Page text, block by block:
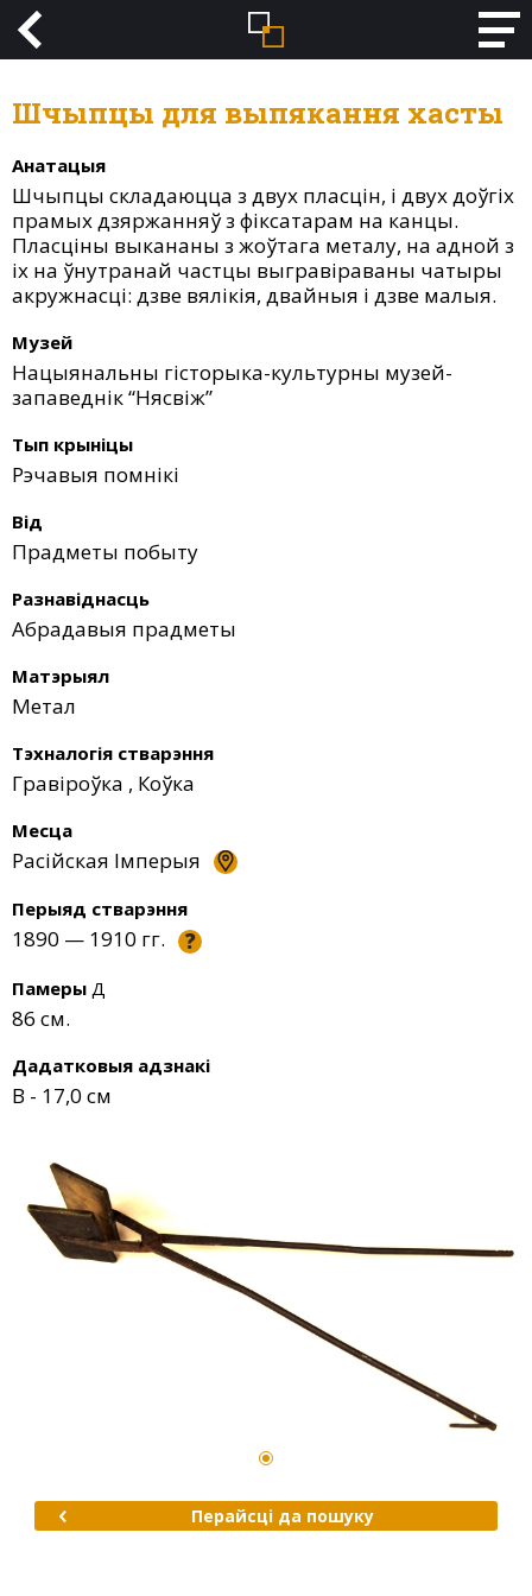
Шчыпцы для выпякання хасты
Анатацыя
Шчыпцы складаюцца з двух пласцін, і двух доўгіх
прамых дзяржанняў з фіксатарам на канцы.
Пласціны выкананы з жоўтага металу, на адной з
іх на ўнутранай частцы выгравіраваны чатыры
акружнасці: дзве вялікія, двайныя і дзве малыя.
Музей
Нацыянальны гісторыка-культурны музей-
запаведнік “Нясвіж”
Тып крыніцы
Рэчавыя помнікі
Від
Прадметы побыту
Разнавіднасць
Абрадавыя прадметы
Матэрыял
Метал
Тэхналогія стварэння
Гравіроўка , Коўка
Месца
Расійская Імперыя
Перыяд стварэння
1890 — 1910 гг. ?
Памеры Д
86 см.
Дадатковыя адзнакі
B - 17,0 см
Перайсці да пошуку